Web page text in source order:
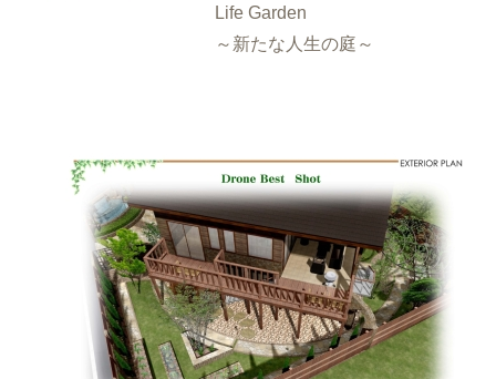
Life Garden
～新たな人生の庭～